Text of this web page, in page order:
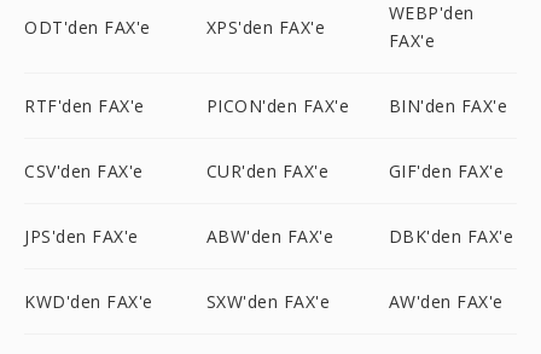
ODT'den FAX'e XPS'den FAX'e
WEBP'den
FAX'e
RTF'den FAX'e PICON'den FAX'e BIN'den FAX'e
CSV'den FAX'e CUR'den FAX'e GIF'den FAX'e
JPS'den FAX'e ABW'den FAX'e DBK'den FAX'e
KWD'den FAX'e SXW'den FAX'e AW'den FAX'e